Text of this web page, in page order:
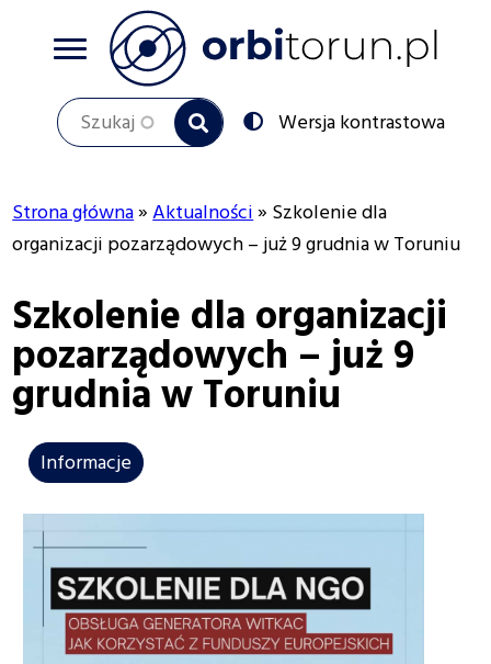
Szukaj
Przełącz
na:
Wersja kontrastowa
Ścieżka
nawigacyjna
Strona główna Aktualności
Szkolenie dla
organizacji pozarządowych – już 9 grudnia w Toruniu
Szkolenie dla organizacji
pozarządowych – już 9
grudnia w Toruniu
Informacje